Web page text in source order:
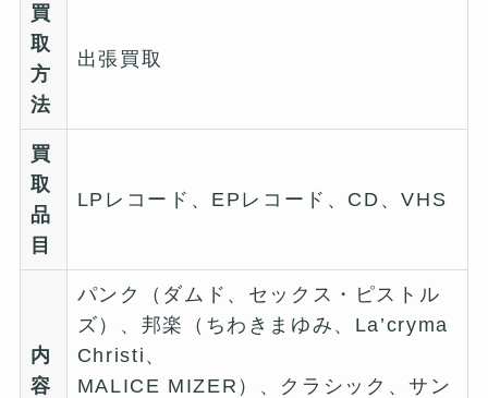
買
取
方
法
出張買取
買
取
品
目
LPレコード、EPレコード、CD、VHS
内
容
パンク（ダムド、セックス・ピストル
ズ）、邦楽（ちわきまゆみ、La’cryma
Christi、
MALICE MIZER）、クラシック、サン